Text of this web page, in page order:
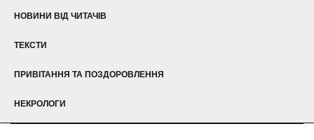
НОВИНИ ВІД ЧИТАЧІВ
ТЕКСТИ
ПРИВІТАННЯ ТА ПОЗДОРОВЛЕННЯ
НЕКРОЛОГИ